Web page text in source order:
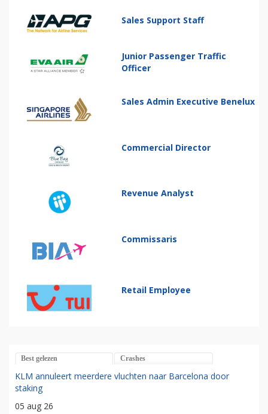
Sales Support Staff
Junior Passenger Traffic
Officer
Sales Admin Executive Benelux
Commercial Director
Revenue Analyst
Commissaris
Retail Employee
Best gelezen Crashes
KLM annuleert meerdere vluchten naar Barcelona door
staking
05 aug 26